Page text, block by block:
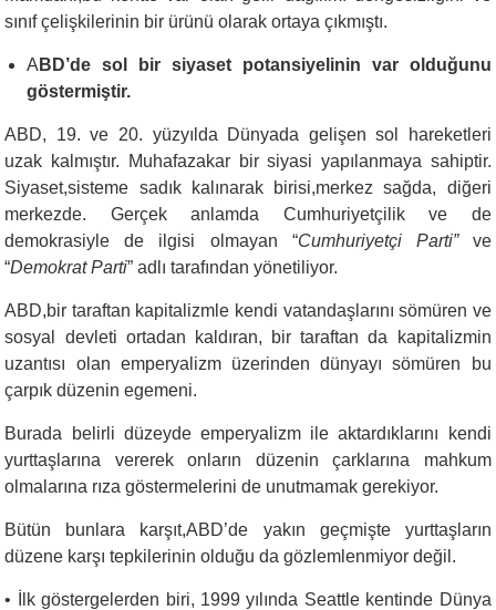
sınıf çelişkilerinin bir ürünü olarak ortaya çıkmıştı.
A BD’de sol bir siyaset potansiyelinin var olduğunu
göstermiştir.
ABD, 19. ve 20. yüzyılda Dünyada gelişen sol hareketleri
uzak kalmıştır. Muhafazakar bir siyasi yapılanmaya sahiptir.
Siyaset,sisteme sadık kalınarak birisi,merkez sağda, diğeri
merkezde. Gerçek anlamda Cumhuriyetçilik ve de
demokrasiyle de ilgisi olmayan “Cumhuriyetçi Parti”ve
“Demokrat Parti” adlı tarafından yönetiliyor.
ABD,bir taraftan kapitalizmle kendi vatandaşlarını sömüren ve
sosyal devleti ortadan kaldıran, bir taraftan da kapitalizmin
uzantısı olan emperyalizm üzerinden dünyayı sömüren bu
çarpık düzenin egemeni.
Burada belirli düzeyde emperyalizm ile aktardıklarını kendi
yurttaşlarına vererek onların düzenin çarklarına mahkum
olmalarına rıza göstermelerini de unutmamak gerekiyor.
Bütün bunlara karşıt,ABD’de yakın geçmişte yurttaşların
düzene karşı tepkilerinin olduğu da gözlemlenmiyor değil.
• İlk göstergelerden biri, 1999 yılında Seattle kentinde Dünya